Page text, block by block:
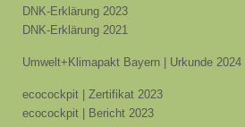
DNK-Erklärung 2023
DNK-Erklärung 2021
Umwelt+Klimapakt Bayern | Urkunde 2024
ecocockpit | Zertifikat 2023
ecocockpit | Bericht 2023